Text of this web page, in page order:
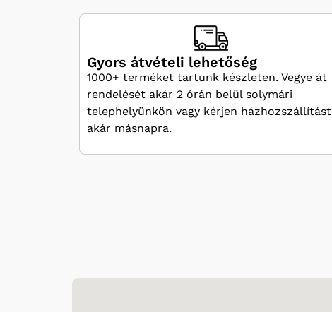
Gyors átvételi lehetőség
1000+ terméket tartunk készleten. Vegye át
rendelését akár 2 órán belül solymári
telephelyünkön vagy kérjen házhozszállítást
akár másnapra.